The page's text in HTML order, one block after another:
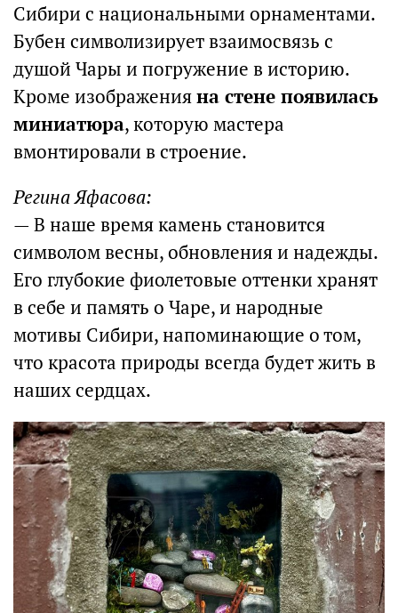
Сибири с национальными орнаментами.
Бубен символизирует взаимосвязь с
душой Чары и погружение в историю.
Кроме изображенияна стене появилась
миниатюра, которую мастера
вмонтировали в строение.
Регина Яфасова:
— В наше время камень становится
символом весны, обновления и надежды.
Его глубокие фиолетовые оттенки хранят
в себе и память о Чаре, и народные
мотивы Сибири, напоминающие о том,
что красота природы всегда будет жить в
наших сердцах.